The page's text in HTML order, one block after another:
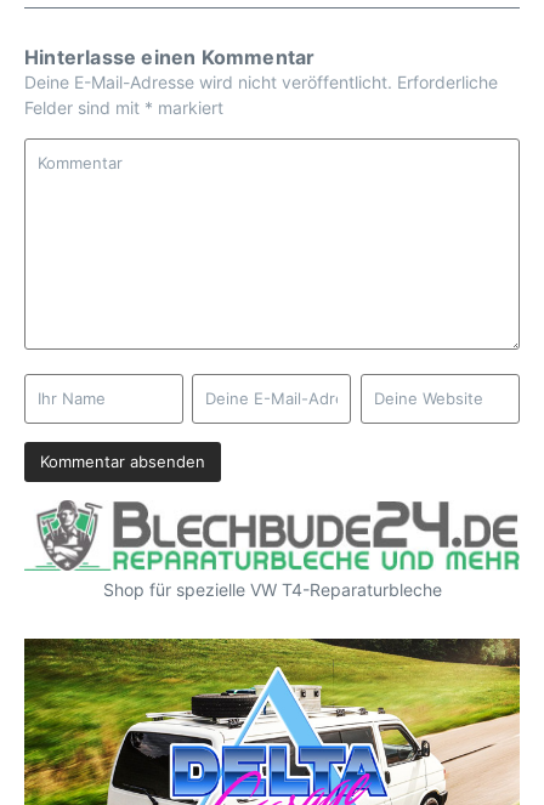
Hinterlasse einen Kommentar
Deine E-Mail-Adresse wird nicht veröffentlicht. Erforderliche
Felder sind mit * markiert
Shop für spezielle VW T4-Reparaturbleche